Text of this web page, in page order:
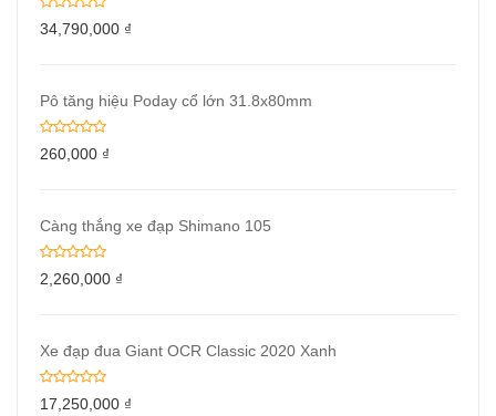
34,790,000 ₫
Pô tăng hiệu Poday cổ lớn 31.8x80mm
260,000 ₫
Càng thắng xe đạp Shimano 105
2,260,000 ₫
Xe đạp đua Giant OCR Classic 2020 Xanh
17,250,000 ₫